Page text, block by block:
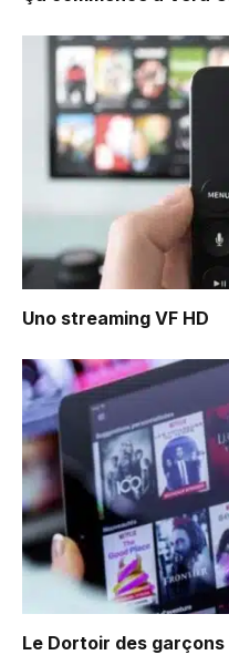
Uno streaming VF HD
Le Dortoir des garçons